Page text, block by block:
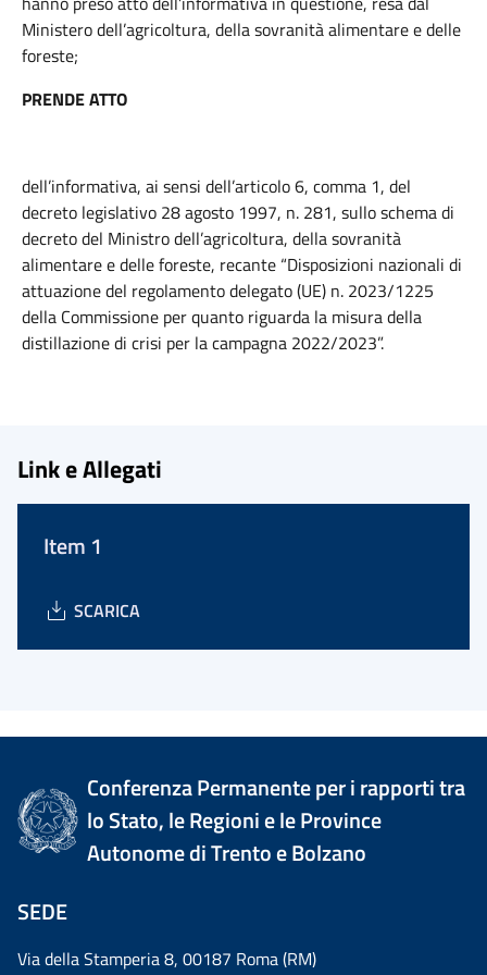
Ministero dell’agricoltura, della sovranità alimentare e delle
foreste;
PRENDE ATTO
dell’informativa, ai sensi dell’articolo 6, comma 1, del
decreto legislativo 28 agosto 1997, n. 281, sullo schema di
decreto del Ministro dell’agricoltura, della sovranità
alimentare e delle foreste, recante “Disposizioni nazionali di
attuazione del regolamento delegato (UE) n. 2023/1225
della Commissione per quanto riguarda la misura della
distillazione di crisi per la campagna 2022/2023”.
Link e Allegati
Item 1
SCARICA
Conferenza Permanente per i rapporti tra
lo Stato, le Regioni e le Province
Autonome di Trento e Bolzano
SEDE
Via della Stamperia 8, 00187 Roma (RM)